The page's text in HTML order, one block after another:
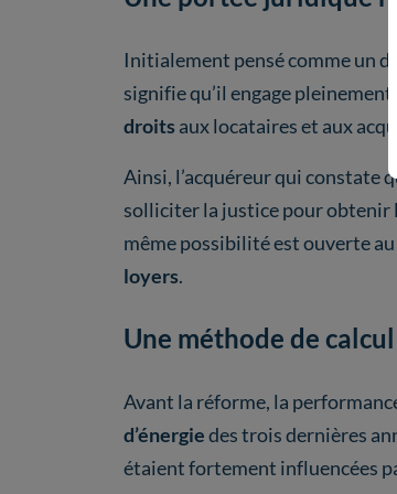
Initialement pensé comme un
signifie qu’il engage
droits aux locataires et aux
Ainsi, l’acquéreur qui constate
solliciter la justice pour obtenir
même possibilité est ouverte
loyers.
Une méthode de
Avant la réforme, la
d’énergiedes trois dernières
étaient fortement influencées